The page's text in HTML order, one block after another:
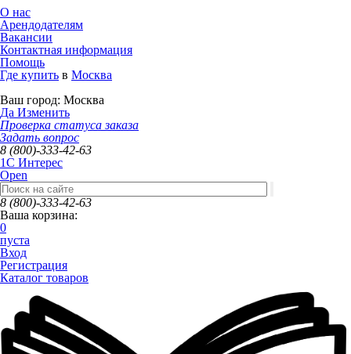
О нас
Арендодателям
Вакансии
Контактная информация
Помощь
Где купить в Москва
Ваш город: Москва
Да Изменить
Проверка статуса заказа
Задать вопрос
8 (800)-333-42-63
1C Интерес
Open
8 (800)-333-42-63
Ваша корзина:
0
пуста
Вход
Регистрация
Каталог товаров